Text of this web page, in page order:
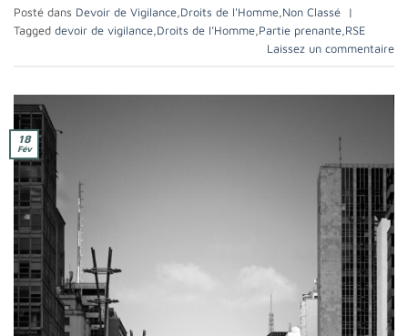
Posté dans Devoir de Vigilance Droits de l'Homme Non Classé
|
Tagged devoir de vigilance Droits de l’Homme Partie prenante RSE
Laissez un commentaire
18
Fév